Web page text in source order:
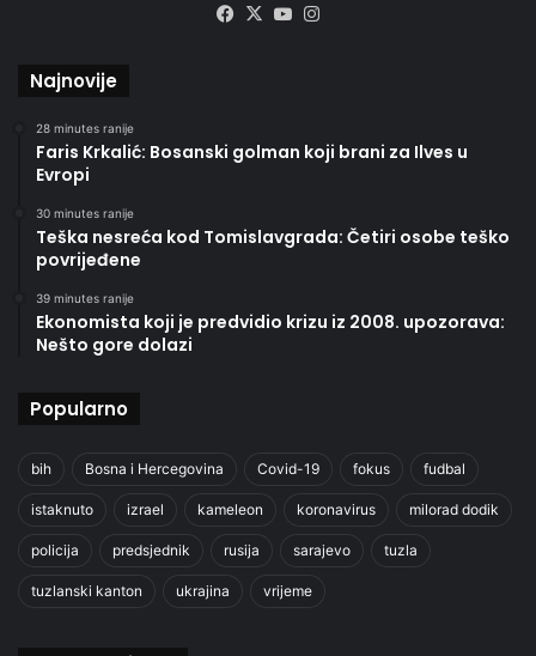
Facebook
X YouTube
Najnovije
28 minutes ranije
Faris Krkalić: Bosanski golman koji brani za Ilves u
Evropi
30 minutes ranije
Teška nesreća kod Tomislavgrada: Četiri osobe teško
povrijeđene
39 minutes ranije
Ekonomista koji je predvidio krizu iz 2008. upozorava:
Nešto gore dolazi
Popularno
bih Bosna i Hercegovina Covid-19 fokus fudbal
istaknuto izrael kameleon koronavirus milorad dodik
policija predsjednik rusija sarajevo tuzla
tuzlanski kanton ukrajina vrijeme